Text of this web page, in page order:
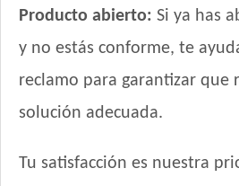
Royal Canin Perro Veterinary
Royal Canin Perro Veterinary Renal
Royal Canin Perro Veterinary Satiety
Management Canine
Sabrositos Adultos Mix
Producto abierto: Si ya has
y no estás conforme, te
reclamo para garantizar que
solución adecuada.
Tu satisfacción es nuestra